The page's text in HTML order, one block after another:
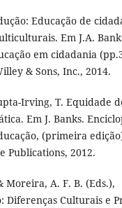
Educação de
Em J.A.
em cidadania
& Sons, Inc., 2014.
Irving, T. Equidade
Em J. Banks.
(primeira
Publications, 2012.
Moreira, A. F. B. (Eds.),
Culturais e